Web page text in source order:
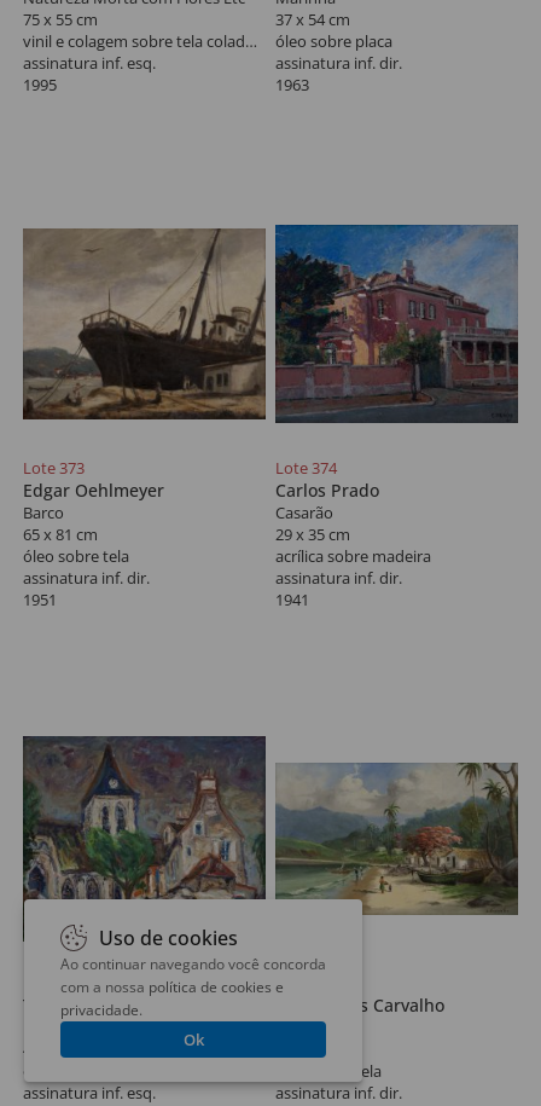
75 x 55 cm
vinil e colagem sobre tela colado em madeira
assinatura inf. esq.
1995
37 x 54 cm
óleo sobre placa
assinatura inf. dir.
1963
Lote 373
Edgar Oehlmeyer
Barco
65 x 81 cm
óleo sobre tela
assinatura inf. dir.
1951
Lote 374
Carlos Prado
Casarão
29 x 35 cm
acrílica sobre madeira
assinatura inf. dir.
1941
Lote 375
Tadashi Kaminagai
Igreja
46 x 54 cm
óleo sobre tela
assinatura inf. esq.
Lote 376
João Soares Carvalho
Praia
50 x 80 cm
óleo sobre tela
assinatura inf. dir.
Uso de cookies
Ao continuar navegando você concorda
com a nossa política de cookies e
privacidade.
Ok